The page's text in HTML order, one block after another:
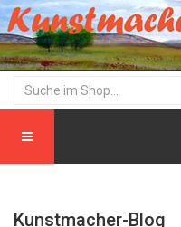
Kunstmacher-Blog